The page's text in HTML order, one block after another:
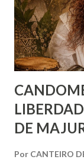
figurativamente,
de uma
DE
Por CANTEIRO